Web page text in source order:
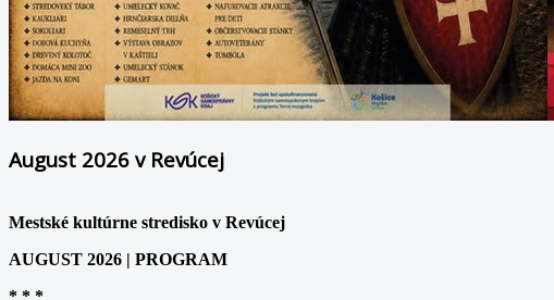
August 2026 v Revúcej
Mestské kultúrne stredisko v Revúcej
AUGUST 2026 | PROGRAM
* * *